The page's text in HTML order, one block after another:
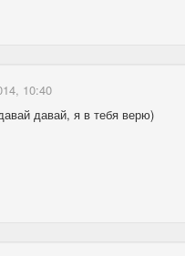
10:40
давай, я в тебя верю)